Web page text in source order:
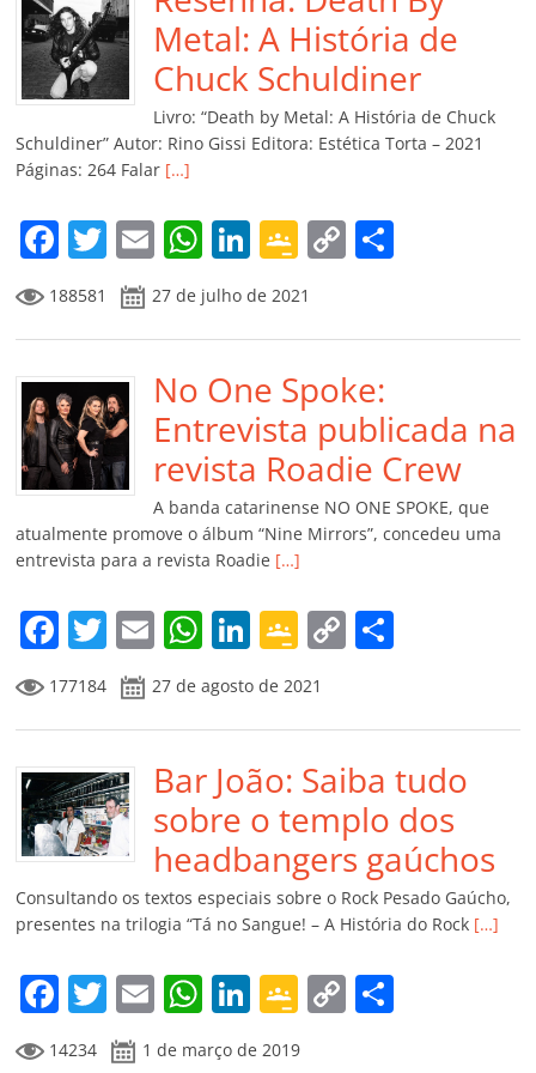
o
o
k
p
p
n Cl
a
ss
ro
m
n
k
til
h
ar
Metal: A História de
Chuck Schuldiner
Livro: “Death by Metal: A História de Chuck
Schuldiner” Autor: Rino Gissi Editora: Estética Torta – 2021
Páginas: 264 Falar […]
F
a
c
e
b
o
o
k
T
w
itt
er
E
m
ai
l
W
h
at
s
A
p
p
Li
n
k
e
dI
n
G
o
o
gl
e
Cl
a
ss
ro
o
m
C
y
Li
n
k
p
til
h
ar
188581 27 de julho de 2021
No One Spoke:
Entrevista publicada na
revista Roadie Crew
A banda catarinense NO ONE SPOKE, que
atualmente promove o álbum “Nine Mirrors”, concedeu uma
entrevista para a revista Roadie […]
F
a
c
e
b
o
o
k
T
w
itt
er
E
m
ai
l
W
at
s
A
p
p
Li
n
k
e
dI
n
G
o
o
gl
e
Cl
a
ss
ro
o
m
C
y
Li
n
k
p
ar
til
h
ar
177184 27 de agosto de 2021
Bar João: Saiba tudo
sobre o templo dos
headbangers gaúchos
Consultando os textos especiais sobre o Rock Pesado Gaúcho,
presentes na trilogia “Tá no Sangue! – A História do Rock […]
F
a
T
w
E
m
W Li
n
G
o
C
14234 1 de março de 2019